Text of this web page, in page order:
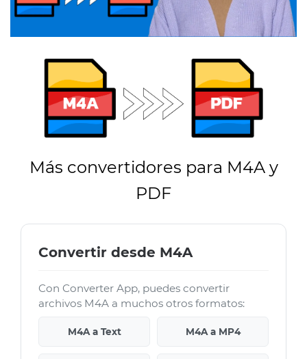
Más convertidores para M4A y
PDF
Convertir desde M4A
Con Converter App, puedes convertir
archivos M4A a muchos otros formatos:
M4A a Text M4A a MP4